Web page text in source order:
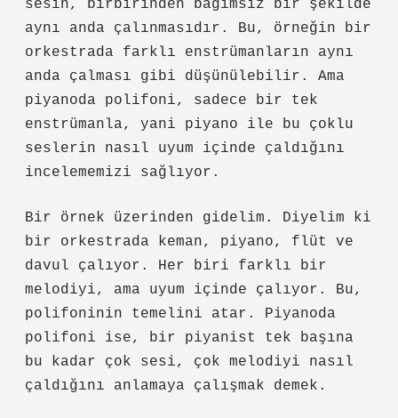
sesin, birbirinden bağımsız bir şekilde
aynı anda çalınmasıdır. Bu, örneğin bir
orkestrada farklı enstrümanların aynı
anda çalması gibi düşünülebilir. Ama
piyanoda polifoni, sadece bir tek
enstrümanla, yani piyano ile bu çoklu
seslerin nasıl uyum içinde çaldığını
incelememizi sağlıyor.
Bir örnek üzerinden gidelim. Diyelim ki
bir orkestrada keman, piyano, flüt ve
davul çalıyor. Her biri farklı bir
melodiyi, ama uyum içinde çalıyor. Bu,
polifoninin temelini atar. Piyanoda
polifoni ise, bir piyanist tek başına
bu kadar çok sesi, çok melodiyi nasıl
çaldığını anlamaya çalışmak demek.